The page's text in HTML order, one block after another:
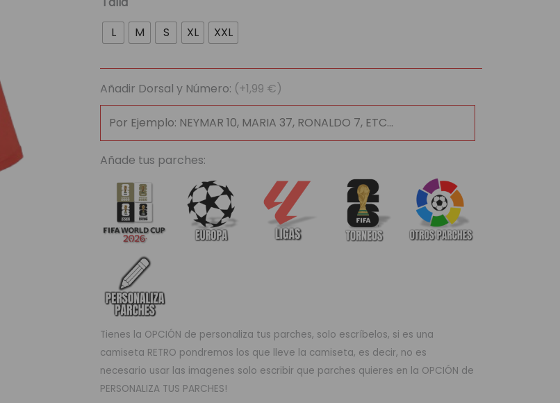
L
M S XL XXL
Añadir Dorsal y Número: (+1,99 €)
Añade tus parches:
Tienes la OPCIÓN de personaliza tus parches, solo escríbelos, si es una
camiseta RETRO pondremos los que lleve la camiseta, es decir, no es
necesario usar las imagenes solo escribir que parches quieres en la OPCIÓN de
PERSONALIZA TUS PARCHES!
Retro
Atlético
Madrid
(75
aniversario)
cantidad